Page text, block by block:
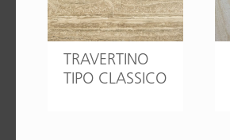
TRAVERTINO
TIPO CLASSICO